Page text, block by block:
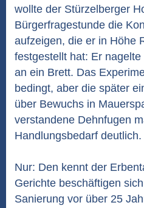
wollte der Stürzelberger
Bürgerfragestunde die
aufzeigen, die er in Höhe
festgestellt hat: Er nagelte
an ein Brett. Das
bedingt, aber die später
über Bewuchs in
verstandene Dehnfugen
Handlungsbedarf deutlich.
Nur: Den kennt der
Gerichte beschäftigen
Sanierung vor über 25